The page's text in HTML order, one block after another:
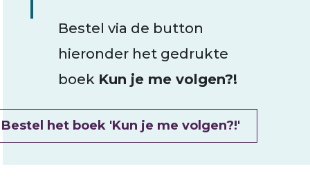
Bestel via de button
hieronder het gedrukte
boek Kun je me volgen?!
Bestel het boek 'Kun je me volgen?!'